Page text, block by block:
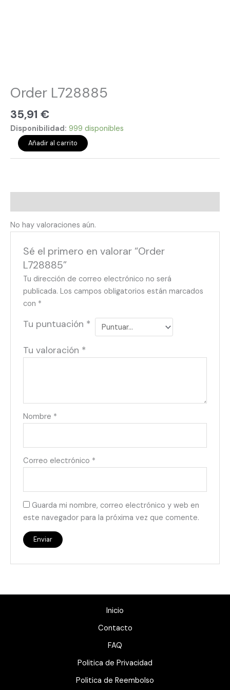
Order L728885
35,91 €
Disponibilidad: 999 disponibles
Añadir al carrito
No hay valoraciones aún.
Sé el primero en valorar “Order
L728885”
Tu dirección de correo electrónico no será
publicada. Los campos obligatorios están marcados
con *
Tu puntuación *
Tu valoración *
Nombre *
Correo electrónico *
Guarda mi nombre, correo electrónico y web en
este navegador para la próxima vez que comente.
Inicio
Contacto
FAQ
Politica de Privacidad
Politica de Reembolso